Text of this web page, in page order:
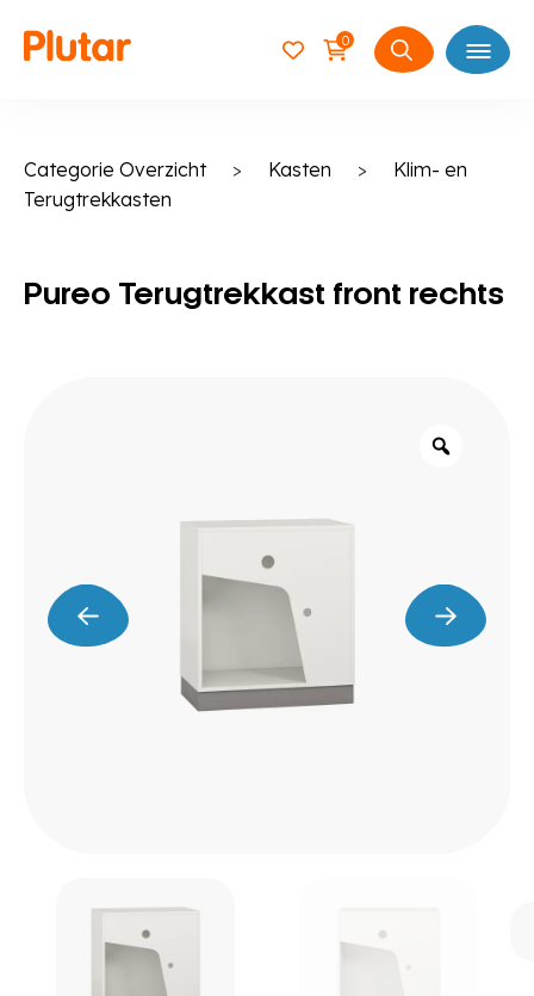
0
Zoeken
Open
Categorie Overzicht > Kasten > Klim- en
Terugtrekkasten
Pureo Terugtrekkast front rechts